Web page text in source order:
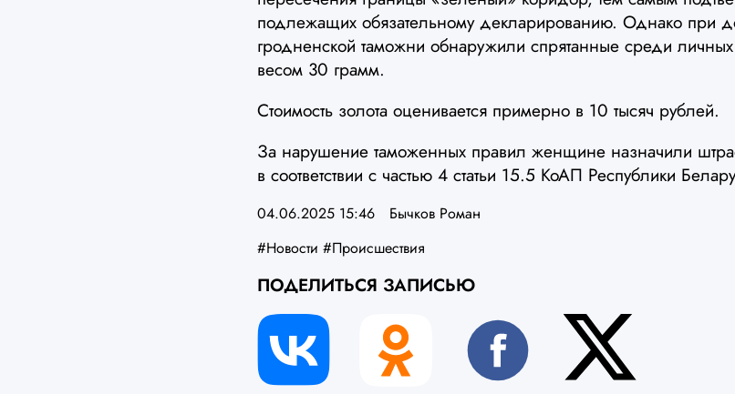
подлежащих обязательному декларированию. Однако при
гродненской таможни обнаружили спрятанные среди
весом 30 грамм.
Стоимость золота оценивается примерно в 10 тысяч рублей.
За нарушение таможенных правил женщине назначили
в соответствии с частью 4 статьи 15.5 КоАП Республики
04.06.2025 15:46
Бычков Роман
#Новости #Происшествия
ПОДЕЛИТЬСЯ ЗАПИСЬЮ